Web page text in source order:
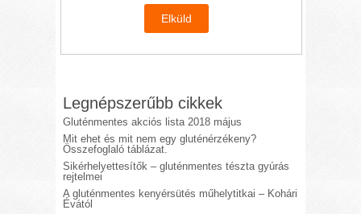
Legnépszerűbb cikkek
Gluténmentes akciós lista 2018 május
Mit ehet és mit nem egy gluténérzékeny?
Összefoglaló táblázat.
Sikérhelyettesítők – gluténmentes tészta gyúrás
rejtelmei
A gluténmentes kenyérsütés műhelytitkai – Kohári
Évától